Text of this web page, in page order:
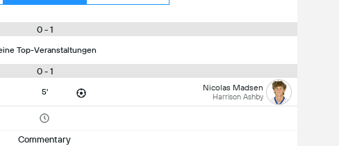
0 - 1
Top-Veranstaltungen
0 - 1
5' Nicolas Madsen
Harrison Ashby
Commentary